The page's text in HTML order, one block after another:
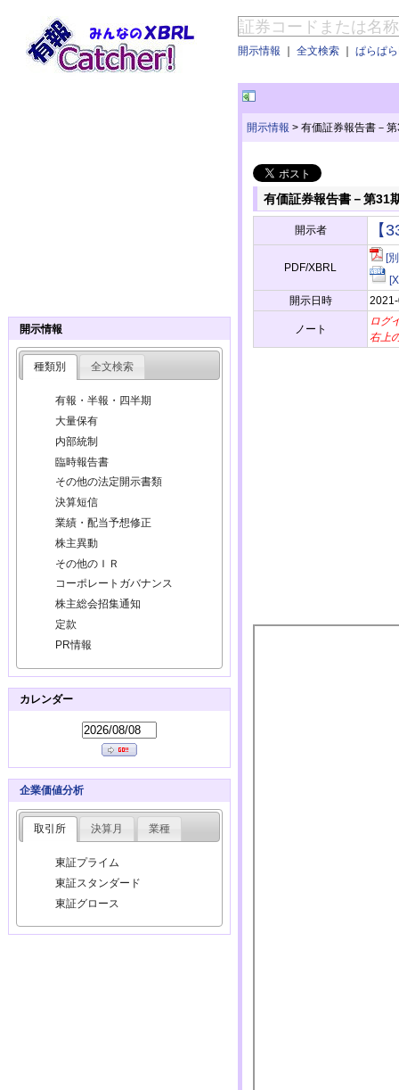
開示情報 ｜ 全文検索 ｜ ぱらぱ
開示情報 > 有価証券報告書－
有価証券報告書－第31
開示者 【
PDF/XBRL
[
開示日時
ノート
ログ
右上
開示情報
種類別 全文検索
有報・半報・四半期
大量保有
内部統制
臨時報告書
その他の法定開示書類
決算短信
業績・配当予想修正
株主異動
その他のＩＲ
コーポレートガバナンス
株主総会招集通知
定款
PR情報
カレンダー
企業価値分析
取引所 決算月 業種
東証プライム
東証スタンダード
東証グロース